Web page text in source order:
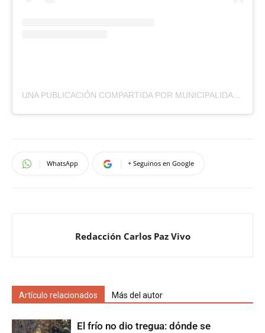
UNA PUBLICACIÓN COMPARTIDA POR MUNICIPALIDAD VILLA CARLOS PAZ (@MUNICARLOSPAZ)
WhatsApp + Seguinos en Google
Redacción Carlos Paz Vivo
Artículo relacionados Más del autor
El frío no dio tregua: dónde se